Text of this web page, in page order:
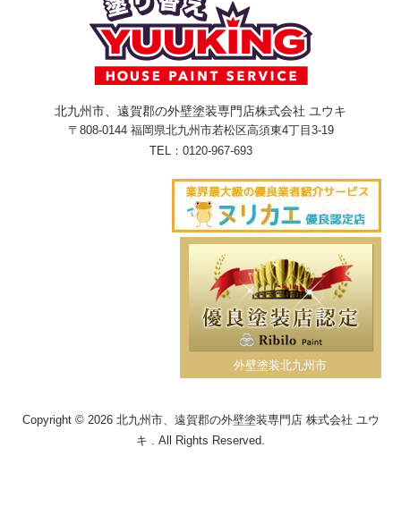
北九州市、遠賀郡の外壁塗装専門店株式会社 ユウキ
〒808-0144 福岡県北九州市若松区高須東4丁目3-19
TEL： 0120-967-693
外壁塗装北九州市
Copyright © 2026 北九州市、遠賀郡の外壁塗装専門店 株式会社 ユウ
キ . All Rights Reserved.